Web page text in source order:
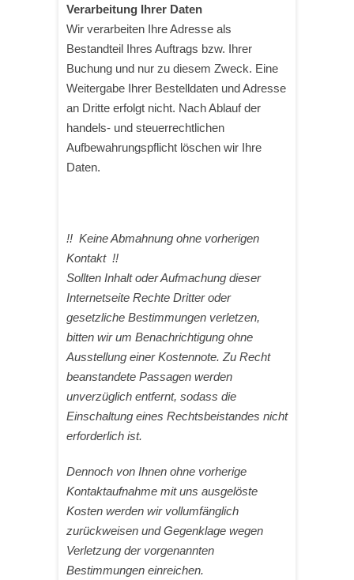
Verarbeitung Ihrer Daten
Wir verarbeiten Ihre Adresse als
Bestandteil Ihres Auftrags bzw. Ihrer
Buchung und nur zu diesem Zweck. Eine
Weitergabe Ihrer Bestelldaten und Adresse
an Dritte erfolgt nicht. Nach Ablauf der
handels- und steuerrechtlichen
Aufbewahrungspflicht löschen wir Ihre
Daten.
!! Keine Abmahnung ohne vorherigen
Kontakt !!
Sollten Inhalt oder Aufmachung dieser
Internetseite Rechte Dritter oder
gesetzliche Bestimmungen verletzen,
bitten wir um Benachrichtigung ohne
Ausstellung einer Kostennote. Zu Recht
beanstandete Passagen werden
unverzüglich entfernt, sodass die
Einschaltung eines Rechtsbeistandes nicht
erforderlich ist.
Dennoch von Ihnen ohne vorherige
Kontaktaufnahme mit uns ausgelöste
Kosten werden wir vollumfänglich
zurückweisen und Gegenklage wegen
Verletzung der vorgenannten
Bestimmungen einreichen.